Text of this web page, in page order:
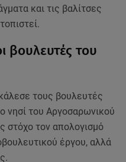
και τις βαλίτσες
βουλευτές του
τους βουλευτές
νησί του Αργοσαρωνικού
στόχο τον απολογισμό
έργου, αλλά